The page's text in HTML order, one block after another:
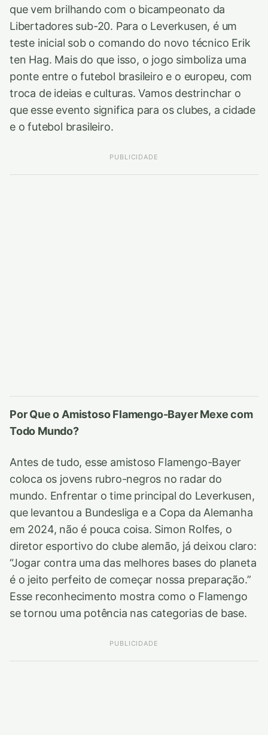
que vem brilhando com o bicampeonato da
Libertadores sub-20. Para o Leverkusen, é um
teste inicial sob o comando do novo técnico Erik
ten Hag. Mais do que isso, o jogo simboliza uma
ponte entre o futebol brasileiro e o europeu, com
troca de ideias e culturas. Vamos destrinchar o
que esse evento significa para os clubes, a cidade
e o futebol brasileiro.
PUBLICIDADE
Por Que o Amistoso Flamengo-Bayer Mexe com
Todo Mundo?
Antes de tudo, esse amistoso Flamengo-Bayer
coloca os jovens rubro-negros no radar do
mundo. Enfrentar o time principal do Leverkusen,
que levantou a Bundesliga e a Copa da Alemanha
em 2024, não é pouca coisa. Simon Rolfes, o
diretor esportivo do clube alemão, já deixou claro:
“Jogar contra uma das melhores bases do planeta
é o jeito perfeito de começar nossa preparação.”
Esse reconhecimento mostra como o Flamengo
se tornou uma potência nas categorias de base.
PUBLICIDADE